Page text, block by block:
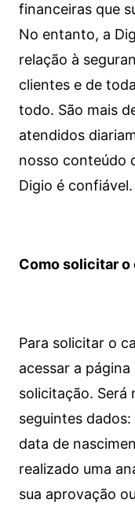
financeiras que
No entanto, a
relação à
clientes e de
todo. São mais
atendidos
nosso conteúdo
Digio é confiável.
Como solicitar o
Para solicitar o
acessar a
solicitação. Será
seguintes
data de
realizado uma
sua aprovação